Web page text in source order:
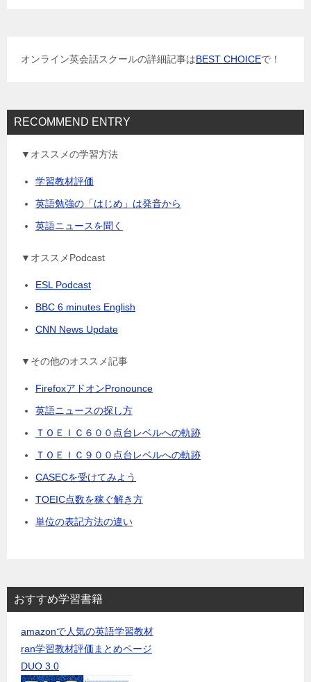
オンライン英会話スクールの詳細記事はBEST CHOICEで！
RECOMMEND ENTRY
▼オススメの学習方法
学習教材評価
英語勉強の「はじめ」は発音から
英語ニュースを聞く
▼オススメPodcast
ESL Podcast
BBC 6 minutes English
CNN News Update
▼その他のオススメ記事
FirefoxアドオンPronounce
英語ニュースの探し方
ＴＯＥＩＣ６００点台レベルへの軌跡
ＴＯＥＩＣ９００点台レベルへの軌跡
CASECを受けてみよう
TOEIC点数を稼ぐ解き方
単位の表記方法の違い
おすすめ学習書籍
amazonで人気の英語学習教材
ran学習教材評価まとめページ
DUO 3.0